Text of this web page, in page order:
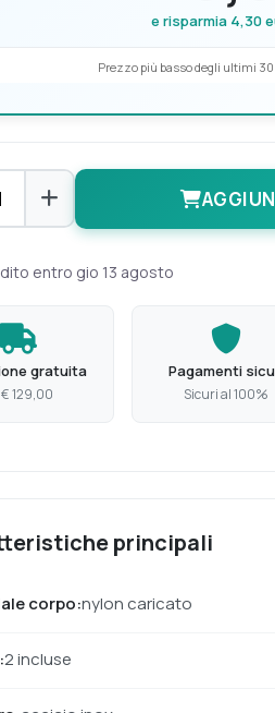
e risparmia 4,30
Prezzo più basso degli ultimi
entro gio 13 agosto
gratuita
129,00
Pagamenti
Sicuri al 100%
principali
corpo:nylon caricato
2 incluse